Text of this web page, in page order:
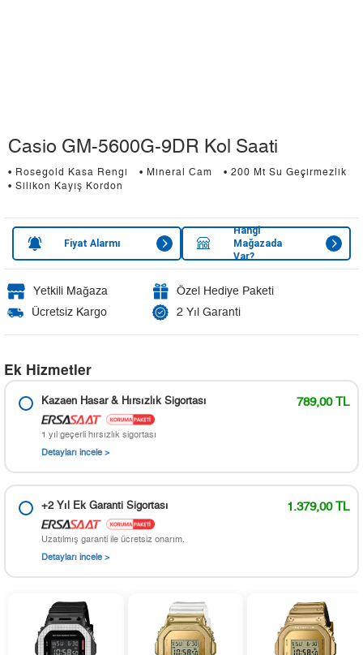
Casio GM-5600G-9DR Kol Saati
• Rosegold Kasa Rengi • Mineral Cam
• 200 Mt Su Geçirmezlik
• Silikon Kayış Kordon
Fiyat Alarmı
Hangi
Mağazada
Var?
Yetkili Mağaza
Özel Hediye Paketi
Ücretsiz Kargo
2 Yıl Garanti
Ek Hizmetler
Kazaen Hasar & Hırsızlık Sigortası 789,00 TL
1 yıl geçerli hırsızlık sigortası
Detayları incele >
+2 Yıl Ek Garanti Sigortası 1.379,00 TL
Uzatılmış garanti ile ücretsiz onarım.
Detayları incele >